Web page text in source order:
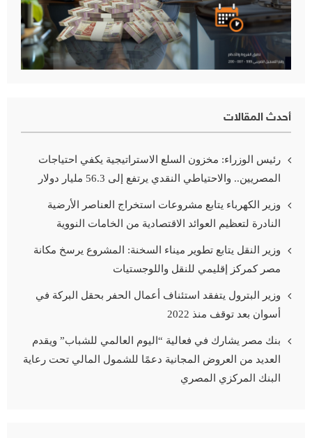
أحدث المقالات
رئيس الوزراء: مخزون السلع الاستراتيجية يكفي احتياجات
المصريين.. والاحتياطي النقدي يرتفع إلى 56.3 مليار دولار
وزير الكهرباء يتابع مشروعات استخراج العناصر الأرضية
النادرة لتعظيم العوائد الاقتصادية من الخامات النووية
وزير النقل يتابع تطوير ميناء السخنة: المشروع يرسخ مكانة
مصر كمركز إقليمي للنقل واللوجستيات
وزير البترول يتفقد استئناف أعمال الحفر بحقل البركة في
أسوان بعد توقف منذ 2022
بنك مصر يشارك في فعالية “اليوم العالمي للشباب” ويقدم
العديد من العروض المجانية دعمًا للشمول المالي تحت رعاية
البنك المركزي المصري